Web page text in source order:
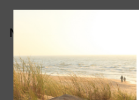
Mere fra